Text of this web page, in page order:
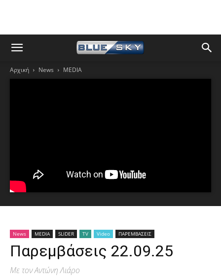
Αρχική News MEDIA
News MEDIA SLIDER TV Video ΠΑΡΕΜΒΑΣΕΙΣ
Παρεμβάσεις 22.09.25
Με τον Αντώνη Λιάρο